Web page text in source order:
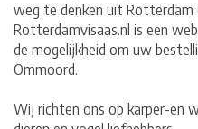
weg te denken uit Rotterdam
Rotterdamvisaas.nl is een
de mogelijkheid om uw
Ommoord.
Wij richten ons op karper-en